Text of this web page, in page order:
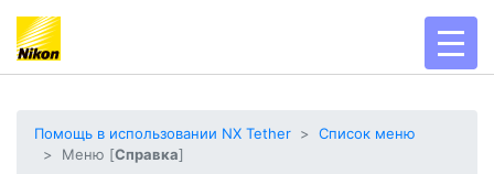
Помощь в использовании NX Tether
Список меню
Меню [Справка]